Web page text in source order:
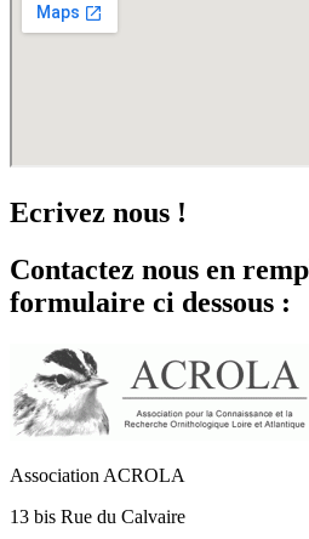
Ecrivez nous !
Contactez nous en
formulaire ci dessous :
Association ACROLA
13 bis Rue du Calvaire